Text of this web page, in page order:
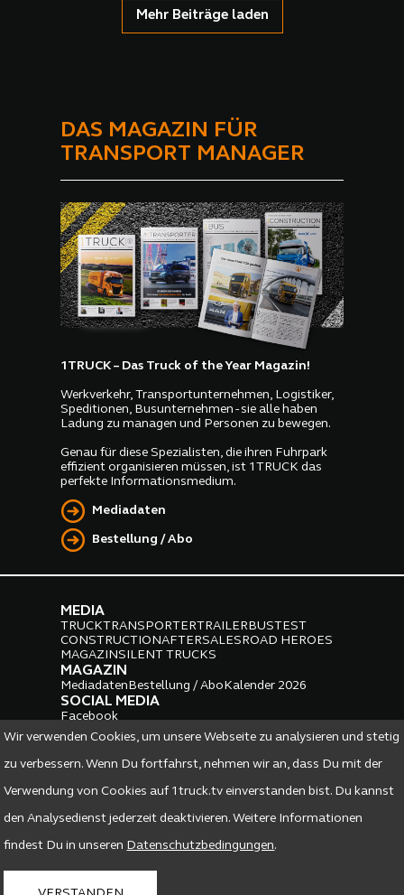
Wir verwenden Cookies, um unsere Webseite zu analysieren und stetig
zu verbessern. Wenn Du fortfahrst, nehmen wir an, dass Du mit der
Verwendung von Cookies auf 1truck.tv einverstanden bist. Du kannst
den Analysedienst jederzeit deaktivieren. Weitere Informationen
findest Du in unseren Datenschutzbedingungen.
Mehr Beiträge laden
DAS MAGAZIN FÜR
TRANSPORT MANAGER
1TRUCK – Das Truck of the Year Magazin!
Werkverkehr, Transportunternehmen, Logistiker,
Speditionen, Busunternehmen - sie alle haben
Ladung zu managen und Personen zu bewegen.
Genau für diese Spezialisten, die ihren Fuhrpark
effizient organisieren müssen, ist 1TRUCK das
perfekte Informationsmedium.
Mediadaten
Bestellung / Abo
MEDIA
TRUCKTRANSPORTERTRAILERBUSTEST
CONSTRUCTIONAFTERSALESROAD HEROES
MAGAZINSILENT TRUCKS
MAGAZIN
MediadatenBestellung / AboKalender 2026
SOCIAL MEDIA
Facebook
InstagramLinkedIn
IMPRESSUM